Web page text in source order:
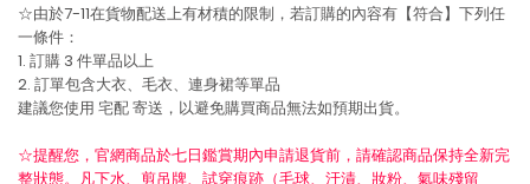
☆由於7-11在貨物配送上有材積的限制，若訂購的內容有【符合】下列任
一條件：
1. 訂購 3 件單品以上
2. 訂單包含大衣、毛衣、連身裙等單品
建議您使用 宅配寄送，以避免購買商品無法如預期出貨。
☆提醒您，官網商品於七日鑑賞期內申請退貨前，請確認商品保持全新完
整狀態。凡下水、剪吊牌、試穿痕跡（毛球、汙漬、妝粉、氣味殘留